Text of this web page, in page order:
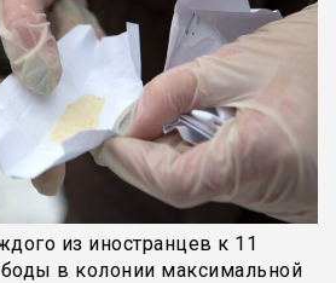
из иностранцев к 11
в колонии максимальной